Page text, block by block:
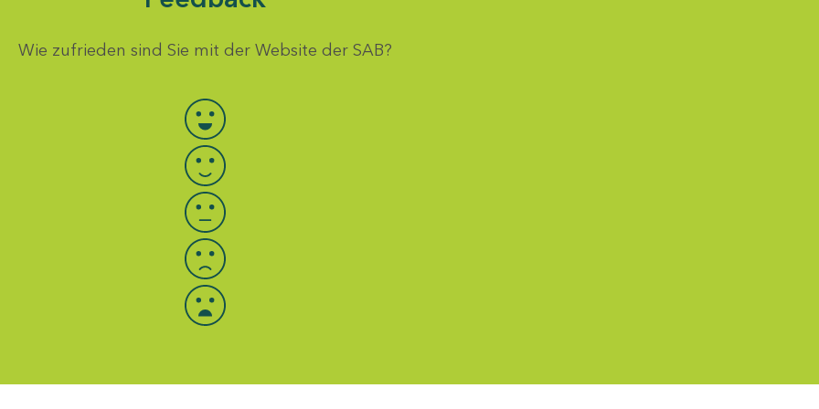
Wie zufrieden sind Sie mit der Website der SAB?
Bewertung auswählen